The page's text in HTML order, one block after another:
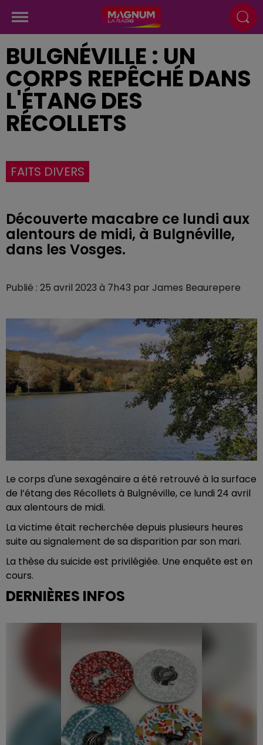
BULGNÉVILLE : UN
CORPS REPÊCHÉ DANS
L'ÉTANG DES
RÉCOLLETS
FAITS DIVERS
Découverte macabre ce lundi aux
alentours de midi, à Bulgnéville,
dans les Vosges.
Publié : 25 avril 2023 à 7h43 par James Beaurepere
Le corps d'une sexagénaire a été retrouvé à la surface
de l’étang des Récollets à Bulgnéville, ce lundi 24 avril
aux alentours de midi.
La victime était recherchée depuis plusieurs heures
suite au signalement de sa disparition par son mari.
La thèse du suicide est privilégiée. Une enquête est en
cours.
DERNIÈRES INFOS